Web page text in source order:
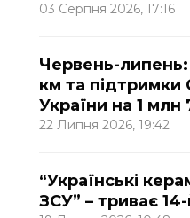
03 Серпня 2026, 17:16
Червень-липень:
км та
України на 1 млн
22 Липня 2026, 19:42
“Українські
ЗСУ” – триває